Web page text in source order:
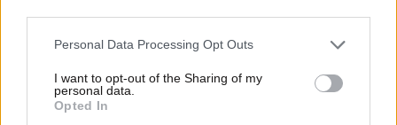
Please note that this website/app uses one or more Google
not limited to your visit or usage behaviour. You may click to
grant or deny consent to Google and its third-party tags to
use your data for below specified purposes in below Google
Personal Data Processing Opt Outs
I want to opt-out of the Sharing of my
personal data.
Opted In
LIFESTYLE06·08·2026 12:46